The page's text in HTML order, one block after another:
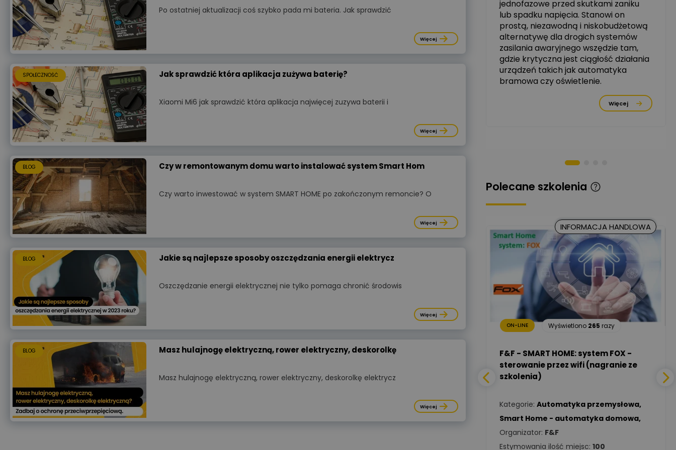
Po ostatniej aktualizacji coś szybko pada mi bateria. Jak sprawdzić
Więcej
SPOŁECZNOŚĆ Jak sprawdzić która aplikacja zużywa baterię?
Xiaomi Mi6 jak sprawdzić która aplikacja najwięcej zuzywa baterii i
Więcej
BLOG Czy w remontowanym domu warto instalować system Smart Hom
Czy warto inwestować w system SMART HOME po zakończonym remoncie? O
Więcej
BLOG Jakie są najlepsze sposoby oszczędzania energii elektrycz
Oszczędzanie energii elektrycznej nie tylko pomaga chronić środowis
Więcej
BLOG Masz hulajnogę elektryczną, rower elektryczny, deskorolkę
Masz hulajnogę elektryczną, rower elektryczny, deskorolkę elektrycz
Więcej
Michał Szulborski
Ekspert ETI - Dr inż. w
dziedzinie Aparatów
Elektrycznych / Senior
R&D Scientist / Product
Manager
Zadaj pytanie
Tomasz Dźwigała
Ekspert Menadżer
Piotr Muskała
Ekspert Prawnik
Marcin Nowicki
Ekspert mgr. inż. elektryk,
TIM SA
Zadaj pytanie
Renata
Januszewska
Ekspert Inżynieria
bezpieczeństwa
Zadaj pytanie
Daniel Michalik
Tomasz Kowalski Zadaj pytanie
W tym artykule analizujemy kluczowe
wskazujemy najczęstsze błędy
montażowe, które decydują
długie lata.
Więcej
jednofazowe przed skutkami zaniku
lub spadku napięcia. Stanowi on
prostą, niezawodną i niskobudżetową
alternatywę dla drogich systemów
zasilania awaryjnego wszędzie tam,
gdzie krytyczna jest ciągłość działania
urządzeń takich jak automatyka
bramowa czy oświetlenie.
Więcej
Polecane szkolenia
Wyświetlono3 918
ustawiany przez Wi-Fi Zamel exta -
podstawy konfiguracji
Automatyka przemysłowa
Zamel Sp. z o. o.
INFORMACJA HANDLOWA
ON-LINE Wyświetlono 265 razy
F&F - SMART HOME: system FOX -
sterowanie przez wifi (nagranie ze
szkolenia)
Kategorie: Automatyka przemysłowa,
Smart Home - automatyka domowa,
Organizator: F&F
Estymowania ilość miejsc: 100